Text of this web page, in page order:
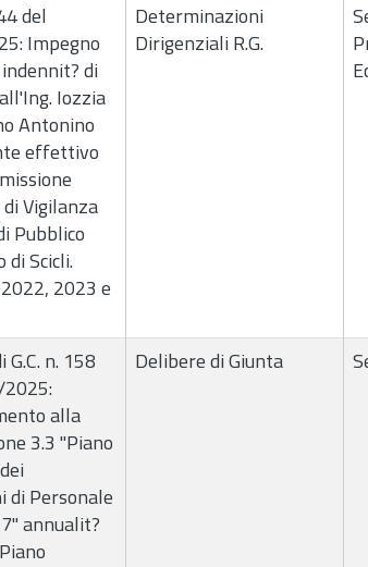
del
Impegno
di
Iozzia
Antonino
effettivo
Vigilanza
Pubblico
di Scicli.
2023 e
Determinazioni
Dirigenziali R.G.
n. 158
alla
3.3 "Piano
di Personale
annualit?
Delibere di Giunta